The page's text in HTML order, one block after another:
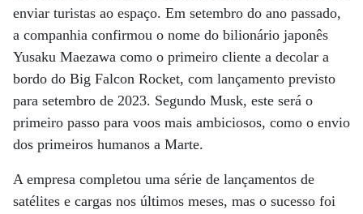
enviar turistas ao espaço. Em setembro do ano passado,
a companhia confirmou o nome do bilionário japonês
Yusaku Maezawa como o primeiro cliente a decolar a
bordo do Big Falcon Rocket, com lançamento previsto
para setembro de 2023. Segundo Musk, este será o
primeiro passo para voos mais ambiciosos, como o envio
dos primeiros humanos a Marte.
A empresa completou uma série de lançamentos de
satélites e cargas nos últimos meses, mas o sucesso foi